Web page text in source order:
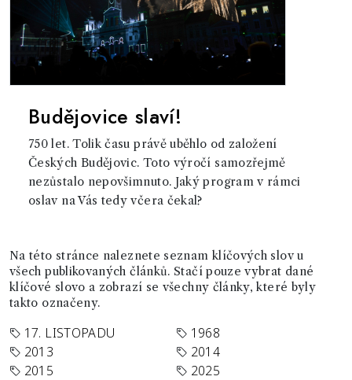
Budějovice slaví!
750 let. Tolik času právě uběhlo od založení
Českých Budějovic. Toto výročí samozřejmě
nezůstalo nepovšimnuto. Jaký program v rámci
oslav na Vás tedy včera čekal?
Na této stránce naleznete seznam klíčových slov u
všech publikovaných článků. Stačí pouze vybrat dané
klíčové slovo a zobrazí se všechny články, které byly
takto označeny.
17. LISTOPADU
1968
2013
2014
2015
2025